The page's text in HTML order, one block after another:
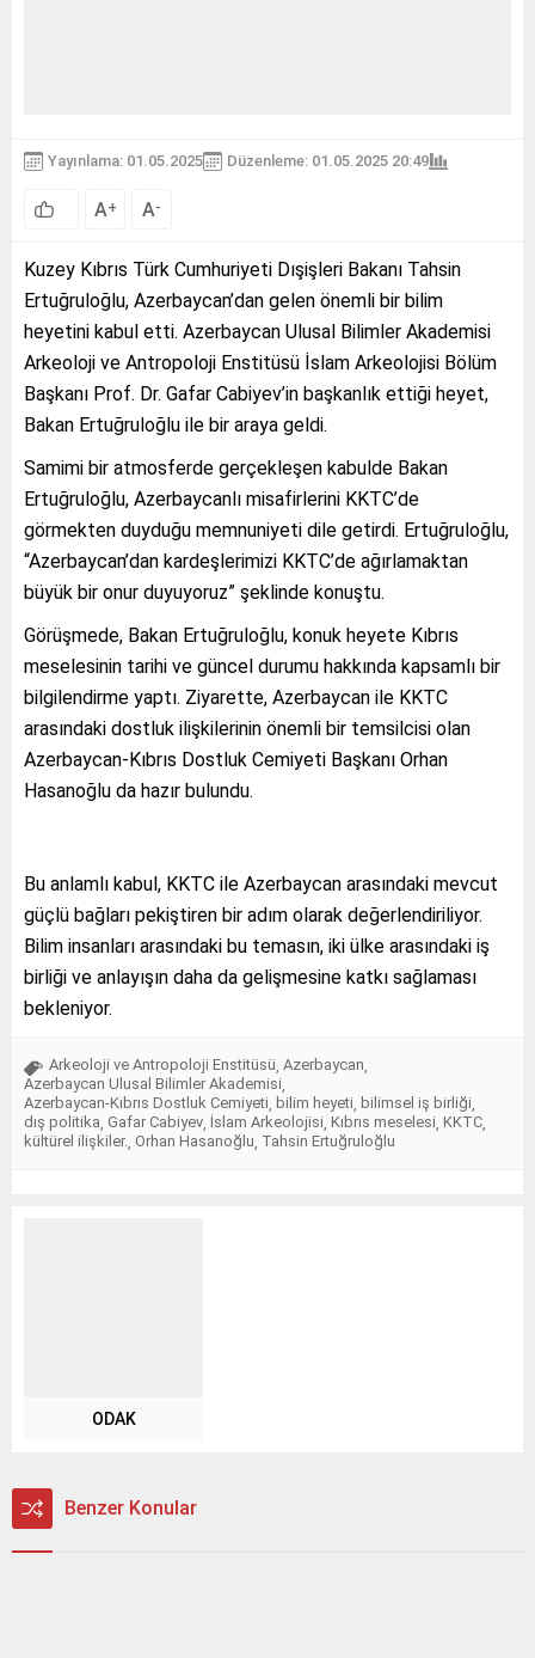
Yayınlama: 01.05.2025 Düzenleme: 01.05.2025 20:49
A+ A-
Kuzey Kıbrıs Türk Cumhuriyeti Dışişleri Bakanı Tahsin
Ertuğruloğlu, Azerbaycan’dan gelen önemli bir bilim
heyetini kabul etti. Azerbaycan Ulusal Bilimler Akademisi
Arkeoloji ve Antropoloji Enstitüsü İslam Arkeolojisi Bölüm
Başkanı Prof. Dr. Gafar Cabiyev’in başkanlık ettiği heyet,
Bakan Ertuğruloğlu ile bir araya geldi.
Samimi bir atmosferde gerçekleşen kabulde Bakan
Ertuğruloğlu, Azerbaycanlı misafirlerini KKTC’de
görmekten duyduğu memnuniyeti dile getirdi. Ertuğruloğlu,
“Azerbaycan’dan kardeşlerimizi KKTC’de ağırlamaktan
büyük bir onur duyuyoruz” şeklinde konuştu.
Görüşmede, Bakan Ertuğruloğlu, konuk heyete Kıbrıs
meselesinin tarihi ve güncel durumu hakkında kapsamlı bir
bilgilendirme yaptı. Ziyarette, Azerbaycan ile KKTC
arasındaki dostluk ilişkilerinin önemli bir temsilcisi olan
Azerbaycan-Kıbrıs Dostluk Cemiyeti Başkanı Orhan
Hasanoğlu da hazır bulundu.
Bu anlamlı kabul, KKTC ile Azerbaycan arasındaki mevcut
güçlü bağları pekiştiren bir adım olarak değerlendiriliyor.
Bilim insanları arasındaki bu temasın, iki ülke arasındaki iş
birliği ve anlayışın daha da gelişmesine katkı sağlaması
bekleniyor.
Arkeoloji ve Antropoloji Enstitüsü Azerbaycan
Azerbaycan Ulusal Bilimler Akademisi
Azerbaycan-Kıbrıs Dostluk Cemiyeti bilim heyeti bilimsel iş birliği
dış politika Gafar Cabiyev İslam Arkeolojisi Kıbrıs meselesi KKTC
kültürel ilişkiler. Orhan Hasanoğlu Tahsin Ertuğruloğlu
ODAK
Benzer Konular